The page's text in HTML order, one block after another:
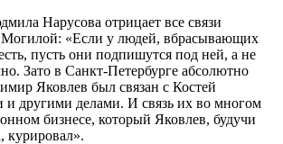
Нарусова отрицает все связи
«Если у людей, вбрасывающих
пусть они подпишутся под ней, а не
Зато в Санкт-Петербурге абсолютно
Яковлев был связан с Костей
другими делами. И связь их во многом
бизнесе, который Яковлев, будучи
курировал».